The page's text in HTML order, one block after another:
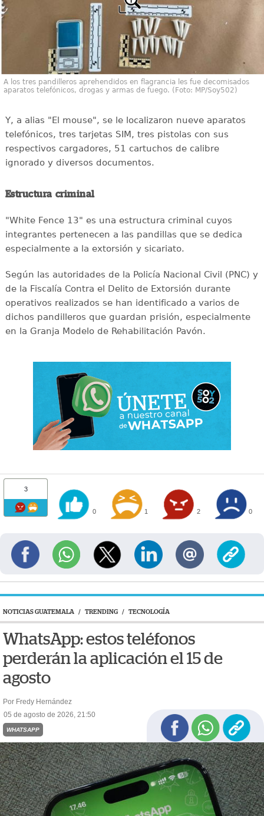
A los tres pandilleros aprehendidos en flagrancia les fue decomisados
aparatos telefónicos, drogas y armas de fuego. (Foto: MP/Soy502)
Y, a alias "El mouse", se le localizaron nueve aparatos
telefónicos, tres tarjetas SIM, tres pistolas con sus
respectivos cargadores, 51 cartuchos de calibre
ignorado y diversos documentos.
Estructura criminal
"White Fence 13" es una estructura criminal cuyos
integrantes pertenecen a las pandillas que se dedica
especialmente a la extorsión y sicariato.
Según las autoridades de la Policía Nacional Civil (PNC) y
de la Fiscalía Contra el Delito de Extorsión durante
operativos realizados se han identificado a varios de
dichos pandilleros que guardan prisión, especialmente
en la Granja Modelo de Rehabilitación Pavón.
3
0 1 2 0
NOTICIAS GUATEMALA / TRENDING / TECNOLOGÍA
WhatsApp: estos teléfonos
perderán la aplicación el 15 de
agosto
Por Fredy Hernández
05 de agosto de 2026, 21:50
WHATSAPP